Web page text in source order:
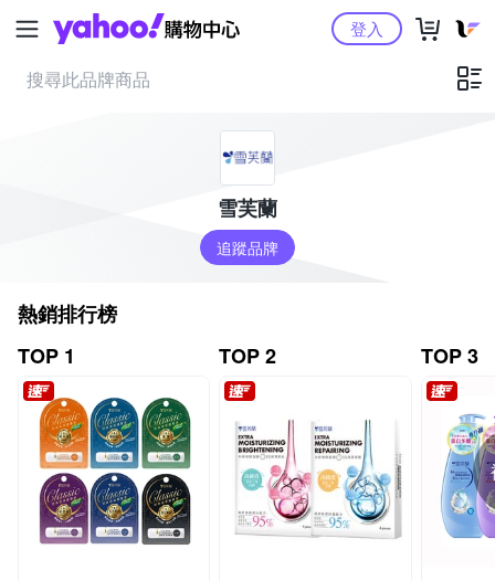
Yahoo購物中心登入
雪芙蘭
追蹤品牌
熱銷排行榜
TOP 1
TOP 2 TOP 3